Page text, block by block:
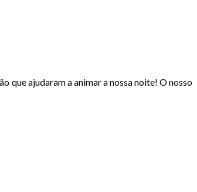
que ajudaram a animar a nossa noite! O nosso